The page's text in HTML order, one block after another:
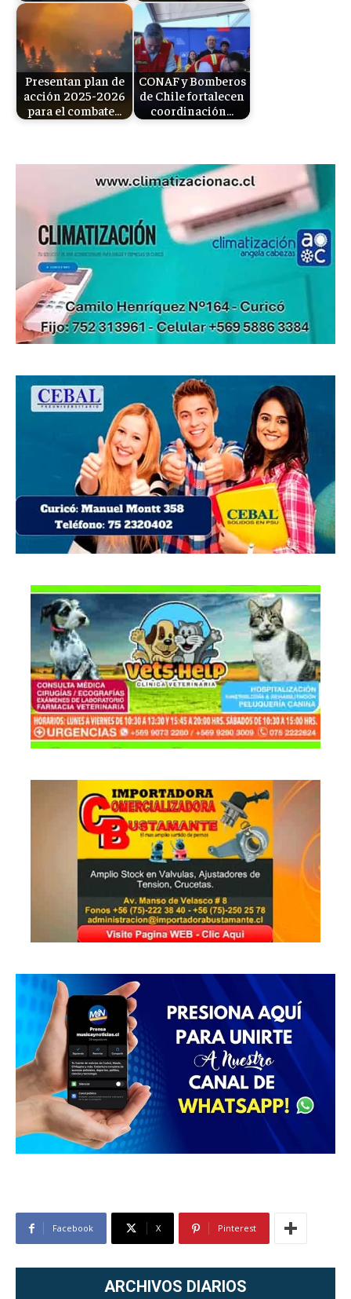
Presentan plan de
acción 2025-2026
para el combate…
CONAF y Bomberos
de Chile fortalecen
coordinación…
Facebook X Pinterest
ARCHIVOS DIARIOS